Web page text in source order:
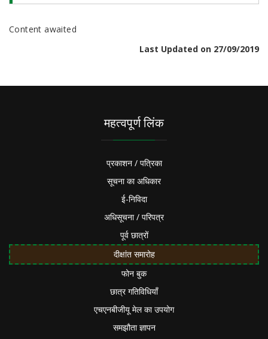
Content awaited
Last Updated on 27/09/2019
महत्वपूर्ण लिंक
प्रकाशन / पत्रिका
सूचना का अधिकार
ई-निविदा
अधिसूचना / परिपत्र
पूर्व छात्रों
दीक्षांत समारोह
फोन बुक
छात्र गतिविधियाँ
एचएनबीजीयू मेल का उपयोग
समझौता ज्ञापन